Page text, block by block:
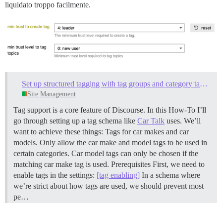
liquidato troppo facilmente.
Set up structured tagging with tag groups and category tag restrictions
Site Management
Tag support is a core feature of Discourse. In this How-To I’ll
go through setting up a tag schema like Car Talk uses. We’ll
want to achieve these things: Tags for car makes and car
models. Only allow the car make and model tags to be used in
certain categories. Car model tags can only be chosen if the
matching car make tag is used. Prerequisites First, we need to
enable tags in the settings: [tag enabling] In a schema where
we’re strict about how tags are used, we should prevent most
pe…